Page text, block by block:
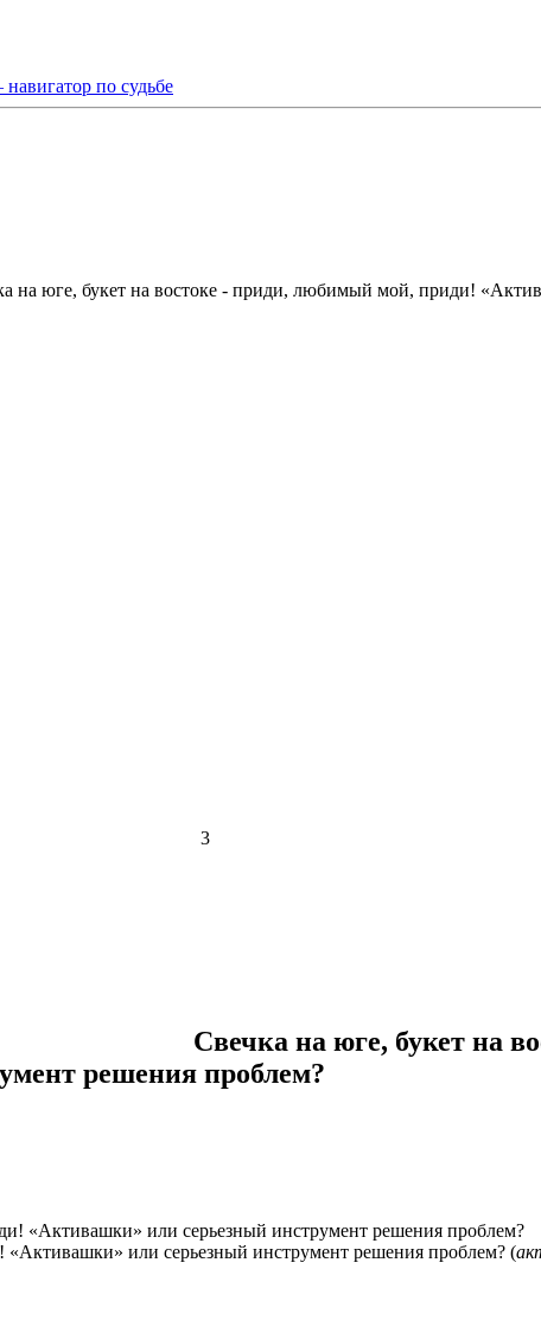
на юге, букет на востоке - приди, любимый мой, приди!
3
Свечка на юге, букет на
решения проблем?
или серьезный инструмент решения проблем? (